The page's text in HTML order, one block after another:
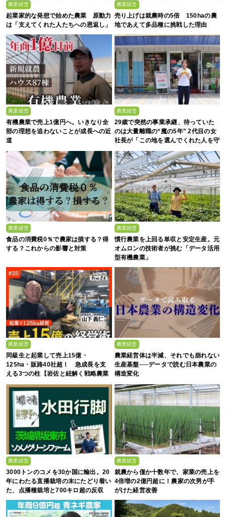
農業経営
起業家的な発想で始めた農業 原動力
は「支えてくれた人たちへの恩返し」
農業経営
売り上げは就農時の5倍 150haの農
地であえて多品種に挑戦した理由
農業経営
有機農業で売上1億円へ。いきなり全
部の理想を追わないことが成長への近
道
農業経営
29歳で突然の事業承継、待っていた
のは大量離職の“魔の5年” 2代目の女
社長が「この地を選んでくれた人を守
る」と誓った日
農業経営
食品の消費税0％で農家は損する？得
する？これからの影響と対策
農業経営
慣行農業を上回る単収と安定生産。元
オムロンの技術者が挑む「データ活用
型有機農業」
農業経営
同級生と起業して売上15億・
125ha・販路40社超！ 急成長を支
える3つの柱【岩佐と紐解く戦略農業
農業経営
農業経営体は半減、それでも崩れない
生産基盤──データで読む日本農業の
構造変化
農業経営
3000トンのコメを30か国に輸出。20
年にわたる直播栽培の末にたどり着い
た、点播種栽培と700キロ超の反収
農業経営
就農から僅か十数年で、家業の売上を
4倍増の2億円超に！農家の次男が手
がけた経営改善